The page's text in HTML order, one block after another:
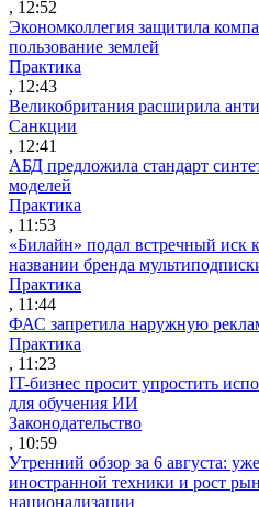
, 12:52
Экономколлегия защитила
пользование землей
Практика
, 12:43
Великобритания расширила
Санкции
, 12:41
АБД предложила стандарт
моделей
Практика
, 11:53
«Билайн» подал встречный иск
названии бренда
Практика
, 11:44
ФАС запретила наружную
Практика
, 11:23
IT-бизнес просит упростить
для обучения ИИ
Законодательство
, 10:59
Утренний обзор за 6 августа:
иностранной техники и рост
национализации